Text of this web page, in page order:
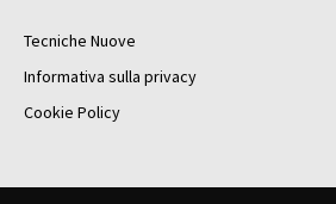
Tecniche Nuove
Informativa sulla privacy
Cookie Policy